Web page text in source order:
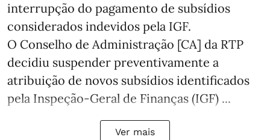
interrupção do pagamento de subsídios
considerados indevidos pela IGF.
O Conselho de Administração [CA] da RTP
decidiu suspender preventivamente a
atribuição de novos subsídios identificados
pela Inspeção-Geral de Finanças (IGF) ...
Ver mais